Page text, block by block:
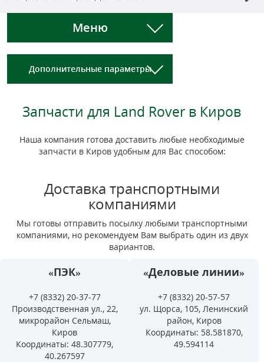
Меню
Дополнительные параметры
Запчасти для Land Rover в Киров
Наша компания готова доставить любые необходимые
запчасти в Киров удобным для Вас способом:
Доставка транспортными
компаниями
Мы готовы отправить посылку любыми транспортными
компаниями, но рекомендуем Вам выбрать один из двух
вариантов.
«ПЭК»
+7 (8332) 20-37-77
Производственная ул., 22,
микрорайон Сельмаш,
Киров
Координаты: 48.307779,
40.267597
«Деловые линии»
+7 (8332) 20-57-57
ул. Щорса, 105, Ленинский
район, Киров
Координаты: 58.581870,
49.594114